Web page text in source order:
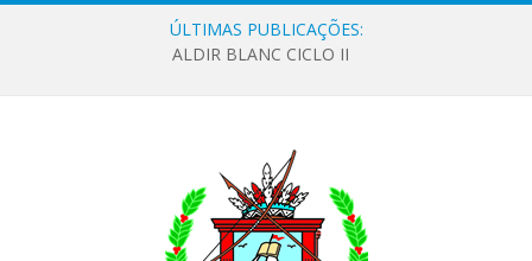
ÚLTIMAS PUBLICAÇÕES:
ALDIR BLANC CICLO II